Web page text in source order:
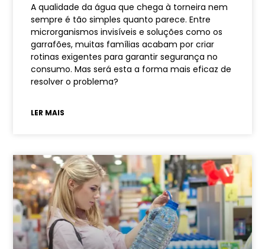
A qualidade da água que chega à torneira nem
sempre é tão simples quanto parece. Entre
microrganismos invisíveis e soluções como os
garrafões, muitas famílias acabam por criar
rotinas exigentes para garantir segurança no
consumo. Mas será esta a forma mais eficaz de
resolver o problema?
LER MAIS